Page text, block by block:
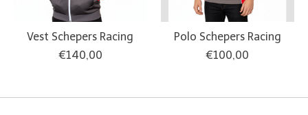
Vest Schepers Racing
€140,00
Polo Schepers Racing
€100,00